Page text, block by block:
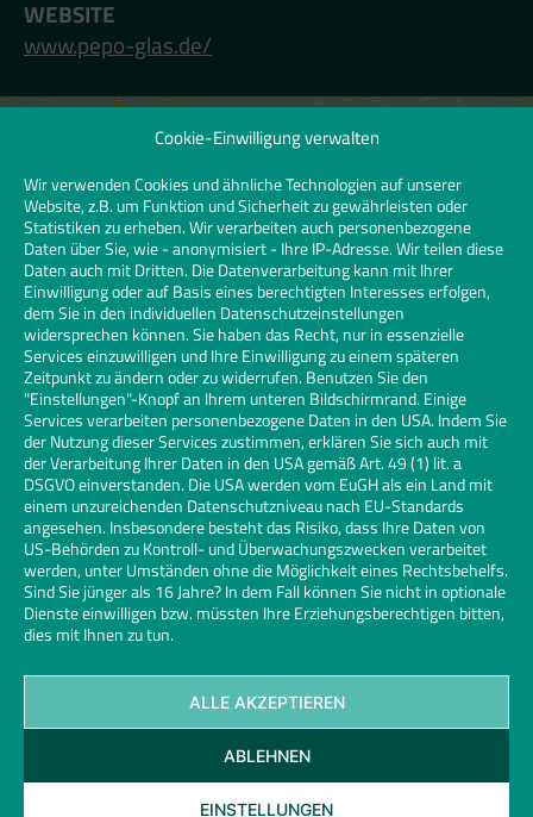
Cookie-Einwilligung verwalten
Wir verwenden Cookies und ähnliche Technologien auf unserer
Website, z.B. um Funktion und Sicherheit zu gewährleisten oder
Statistiken zu erheben. Wir verarbeiten auch personenbezogene
Daten über Sie, wie - anonymisiert - Ihre IP-Adresse. Wir teilen diese
Daten auch mit Dritten. Die Datenverarbeitung kann mit Ihrer
Einwilligung oder auf Basis eines berechtigten Interesses erfolgen,
dem Sie in den individuellen Datenschutzeinstellungen
widersprechen können. Sie haben das Recht, nur in essenzielle
Services einzuwilligen und Ihre Einwilligung zu einem späteren
Zeitpunkt zu ändern oder zu widerrufen. Benutzen Sie den
"Einstellungen"-Knopf an Ihrem unteren Bildschirmrand. Einige
Services verarbeiten personenbezogene Daten in den USA. Indem Sie
der Nutzung dieser Services zustimmen, erklären Sie sich auch mit
der Verarbeitung Ihrer Daten in den USA gemäß Art. 49 (1) lit. a
DSGVO einverstanden. Die USA werden vom EuGH als ein Land mit
einem unzureichenden Datenschutzniveau nach EU-Standards
angesehen. Insbesondere besteht das Risiko, dass Ihre Daten von
US-Behörden zu Kontroll- und Überwachungszwecken verarbeitet
werden, unter Umständen ohne die Möglichkeit eines Rechtsbehelfs.
Sind Sie jünger als 16 Jahre? In dem Fall können Sie nicht in optionale
Dienste einwilligen bzw. müssten Ihre Erziehungsberechtigen bitten,
dies mit Ihnen zu tun.
ALLE AKZEPTIEREN
ABLEHNEN
EINSTELLUNGEN
WEBSITE
www.pepo-glas.de/
Klicken Sie hier, um Marketing-Cookies zu
akzeptieren und diesen Inhalt zu
aktivieren | Click to accept marketing
cookies and enable this content
Kontakt Datenschutz Impressum
Cookies
Glaserhandwerk | Links
© 2026 Bundesinnungsverband des Glaserhandwerks | Design und